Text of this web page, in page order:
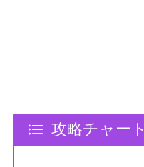
攻略チャー